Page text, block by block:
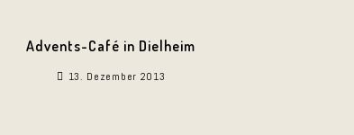
Advents-Café in Dielheim
13. Dezember 2013